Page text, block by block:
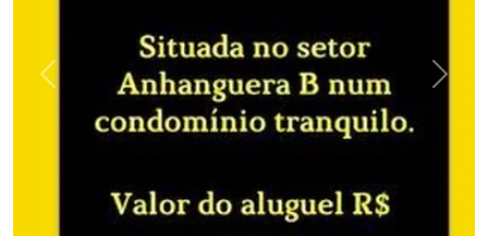
Voltar